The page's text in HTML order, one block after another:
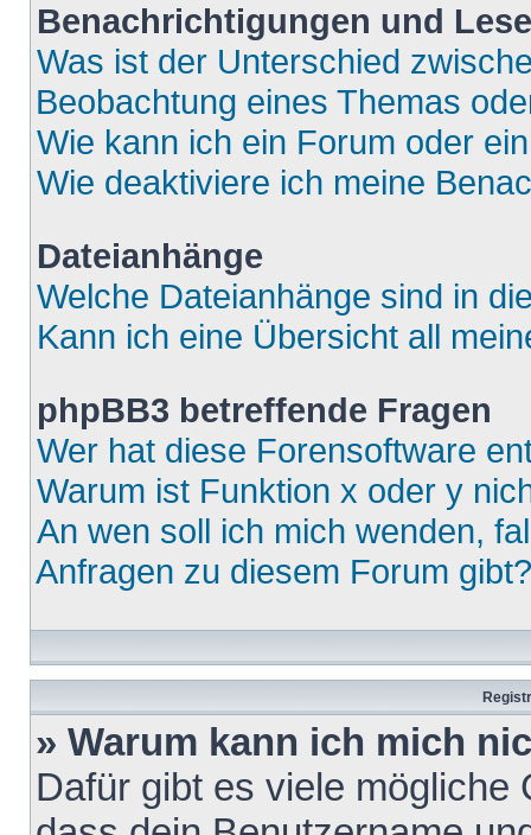
Benachrichtigungen und
Was ist der Unterschied
Beobachtung eines Themas
Wie kann ich ein Forum oder
Wie deaktiviere ich meine
Dateianhänge
Welche Dateianhänge sind in
Kann ich eine Übersicht all
phpBB3 betreffende Fragen
Wer hat diese Forensoftware
Warum ist Funktion x oder y
An wen soll ich mich wenden,
Anfragen zu diesem Forum gibt?
» Warum kann ich mich
Dafür gibt es viele